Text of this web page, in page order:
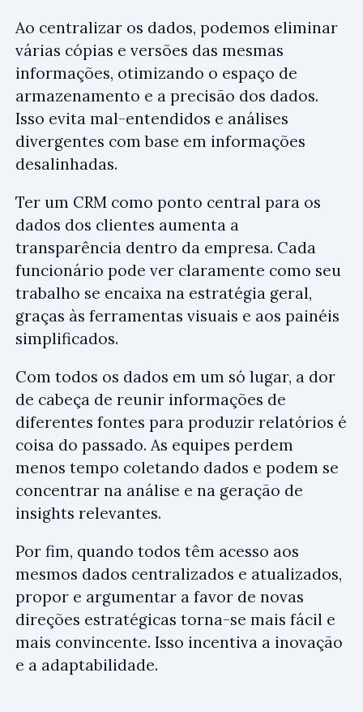
Ao centralizar os dados, podemos eliminar
várias cópias e versões das mesmas
informações, otimizando o espaço de
armazenamento e a precisão dos dados.
Isso evita mal-entendidos e análises
divergentes com base em informações
desalinhadas.
Ter um CRM como ponto central para os
dados dos clientes aumenta a
transparência dentro da empresa. Cada
funcionário pode ver claramente como seu
trabalho se encaixa na estratégia geral,
graças às ferramentas visuais e aos painéis
simplificados.
Com todos os dados em um só lugar, a dor
de cabeça de reunir informações de
diferentes fontes para produzir relatórios é
coisa do passado. As equipes perdem
menos tempo coletando dados e podem se
concentrar na análise e na geração de
insights relevantes.
Por fim, quando todos têm acesso aos
mesmos dados centralizados e atualizados,
propor e argumentar a favor de novas
direções estratégicas torna-se mais fácil e
mais convincente. Isso incentiva a inovação
e a adaptabilidade.